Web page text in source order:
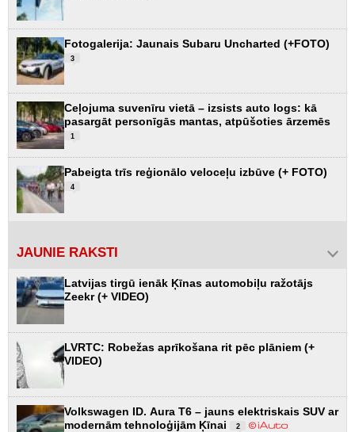
Fotogalerija: Jaunais Subaru Uncharted (+FOTO)
3
Ceļojuma suvenīru vietā – izsists auto logs: kā
pasargāt personīgās mantas, atpūšoties ārzemēs
1
Pabeigta trīs reģionālo veloceļu izbūve (+ FOTO)
4
JAUNIE RAKSTI
Latvijas tirgū ienāk Ķīnas automobiļu ražotājs
Zeekr (+ VIDEO)
LVRTC: Robežas aprīkošana rit pēc plāniem (+
VIDEO)
Volkswagen ID. Aura T6 – jauns elektriskais SUV ar
modernām tehnoloģijām Ķīnai
2